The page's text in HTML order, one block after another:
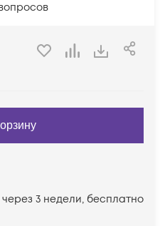
через 3 недели, бесплатно